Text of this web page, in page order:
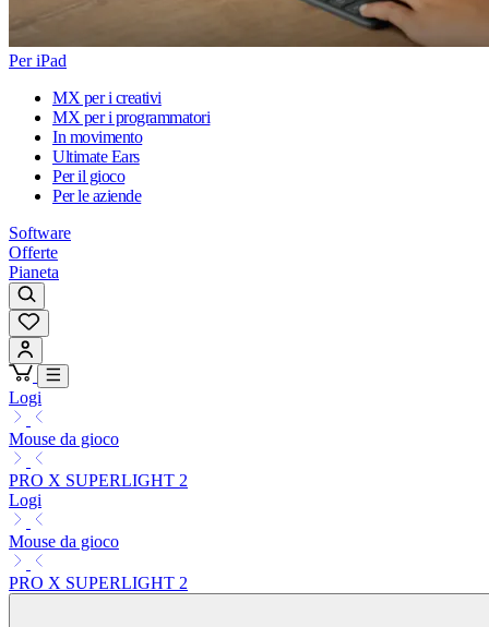
Per iPad
MX per i creativi
MX per i programmatori
In movimento
Ultimate Ears
Per il gioco
Per le aziende
Software
Offerte
Pianeta
Logi
Mouse da gioco
PRO X SUPERLIGHT 2
Logi
Mouse da gioco
PRO X SUPERLIGHT 2